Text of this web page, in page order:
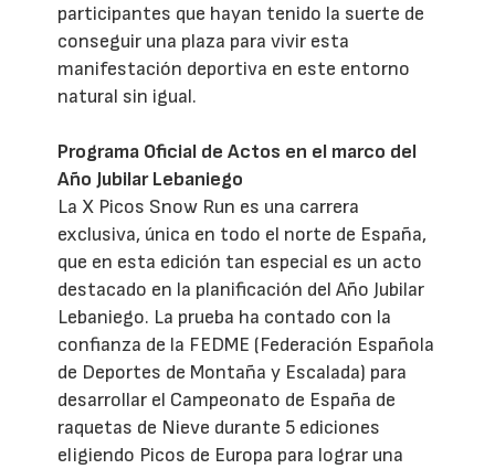
participantes que hayan tenido la suerte de
conseguir una plaza para vivir esta
manifestación deportiva en este entorno
natural sin igual.
Programa Oficial de Actos en el marco del
Año Jubilar Lebaniego
La X Picos Snow Run es una carrera
exclusiva, única en todo el norte de España,
que en esta edición tan especial es un acto
destacado en la planificación del Año Jubilar
Lebaniego. La prueba ha contado con la
confianza de la FEDME (Federación Española
de Deportes de Montaña y Escalada) para
desarrollar el Campeonato de España de
raquetas de Nieve durante 5 ediciones
eligiendo Picos de Europa para lograr una